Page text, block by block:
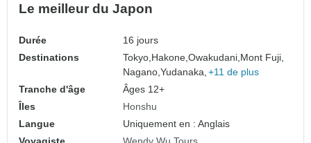
Le meilleur du Japon
Durée
16 jours
Destinations
Tokyo, Hakone,Owakudani, Mont Fuji,
Nagano,Yudanaka, +11 de plus
Tranche d'âge
Âges 12+
Îles
Honshu
Langue
Uniquement en : Anglais
Voyagiste
Wendy Wu Tours